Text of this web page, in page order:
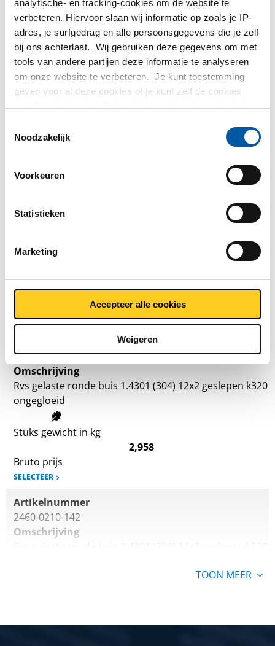
analytische- en tracking-cookies om de website te
verbeteren. Hiervoor slaan wij informatie op zoals je IP-
adres, je surfgedrag en alle persoonsgegevens die je zelf
bij ons achterlaat. Wij gebruiken deze gegevens om met
tools van andere partijen deze informatie te analyseren
om onze website te verbeteren. Je kunt toestemming
geven voor al deze cookies of je kunt zelf de cookies
instellen als je niet wilt dat wij bepaalde informatie delen.
partijen waarmee wij samenwerken vind je in ons
Noodzakelijk
Voorkeuren
Statistieken
Marketing
Accepteer alle cookies
Weigeren
Bruto prijslijst: Rvs 1.4301
gelaste ronde buis
geslepen korrel 320
ongegloeid
Prijzen in Euro per: 0 Meter
Artikelnummer
Omschrijving
Rvs gelaste ronde buis 1.4301 (304) 12x1,5 geslepen
2,376
SELECTEER
2460-0210-122
Omschrijving
Rvs gelaste ronde buis 1.4301 (304) 12x2 geslepen k320
ongegloeid
Stuks gewicht in kg
2,958
Bruto prijs
SELECTEER
Artikelnummer
2460-0210-142
Omschrijving
Bruto prijs
TOON MEER